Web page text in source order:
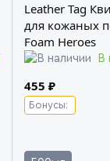
Leather Tag
для кожаных
Foam Heroes
В
455 ₽
Бонусы: